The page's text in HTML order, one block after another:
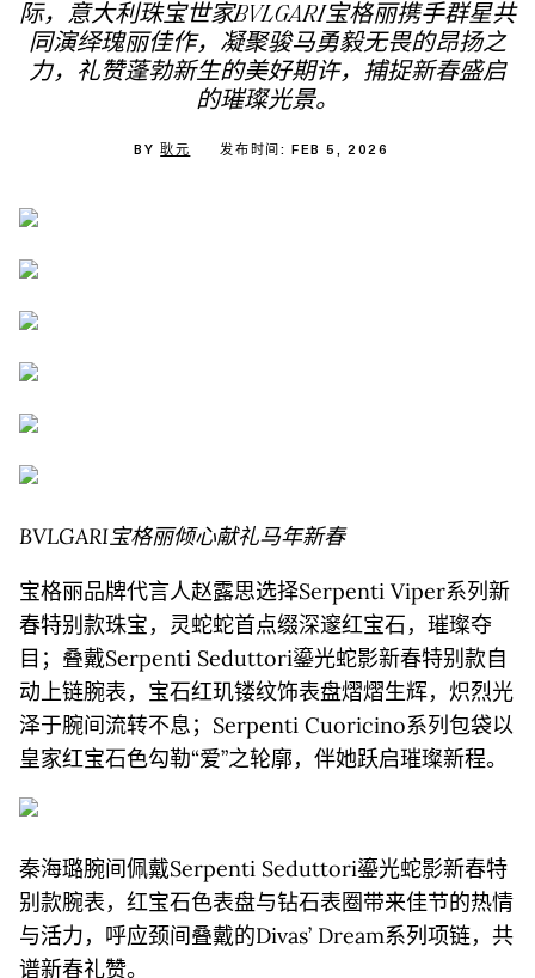
际，意大利珠宝世家BVLGARI宝格丽携手群星共
同演绎瑰丽佳作，凝聚骏马勇毅无畏的昂扬之
力，礼赞蓬勃新生的美好期许，捕捉新春盛启
的璀璨光景。
BY耿元 发布时间: FEB 5, 2026
BVLGARI宝格丽倾心献礼马年新春
宝格丽品牌代言人赵露思选择Serpenti Viper系列新
春特别款珠宝，灵蛇蛇首点缀深邃红宝石，璀璨夺
目；叠戴Serpenti Seduttori鎏光蛇影新春特别款自
动上链腕表，宝石红玑镂纹饰表盘熠熠生辉，炽烈光
泽于腕间流转不息；Serpenti Cuoricino系列包袋以
皇家红宝石色勾勒“爱”之轮廓，伴她跃启璀璨新程。
秦海璐腕间佩戴Serpenti Seduttori鎏光蛇影新春特
别款腕表，红宝石色表盘与钻石表圈带来佳节的热情
与活力，呼应颈间叠戴的Divas’ Dream系列项链，共
谱新春礼赞。